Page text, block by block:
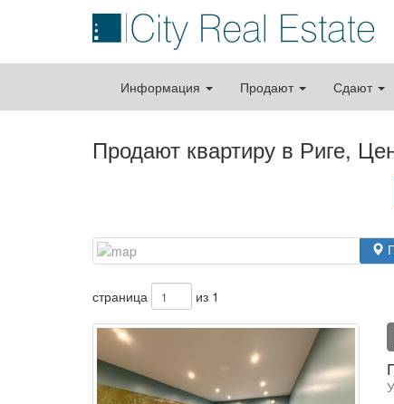
Информация Продают Сдают
Продают квартиру в Риге,
страница из 1